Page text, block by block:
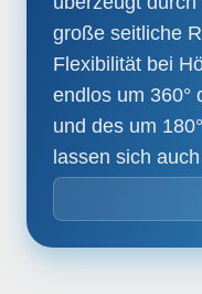
Alarm
Load-
große seitliche
Flexibilität bei
endlos um 360°
und des um
lassen sich
Arbeitsbereiche
erreichen. Die
die Möglichkeit,